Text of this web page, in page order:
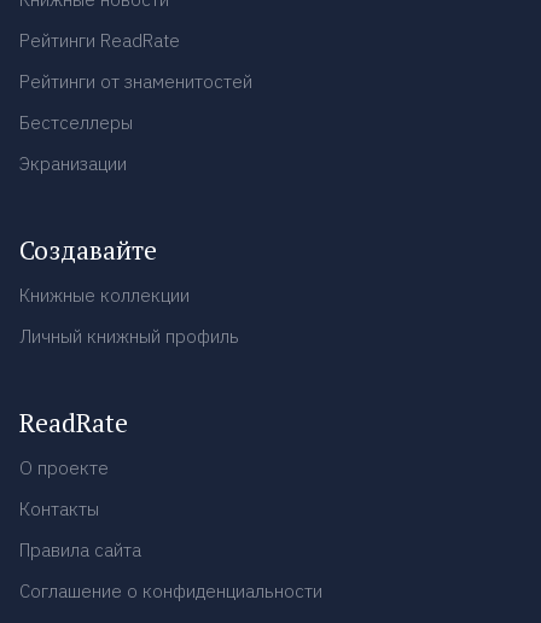
Рейтинги ReadRate
Рейтинги от знаменитостей
Бестселлеры
Экранизации
Создавайте
Книжные коллекции
Личный книжный профиль
ReadRate
О проекте
Контакты
Правила сайта
Соглашение о конфиденциальности